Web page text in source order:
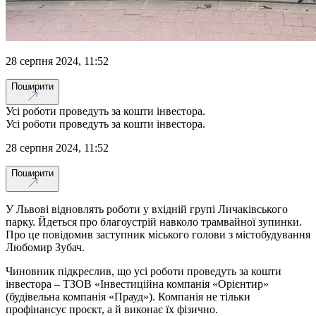
28 серпня 2024, 11:52
Поширити
Усі роботи проведуть за кошти інвестора.
Усі роботи проведуть за кошти інвестора.
28 серпня 2024, 11:52
Поширити
У Львові відновлять роботи у вхідній групі Личаківського
парку. Йдеться про благоустрій навколо трамвайної зупинки.
Про це повідомив заступник міського голови з містобудування
Любомир Зубач.
Чиновник підкреслив, що усі роботи проведуть за кошти
інвестора – ТЗОВ «Інвестиційна компанія «Орієнтир»
(будівельна компанія «Прауд»). Компанія не тільки
профінансує проєкт, а й виконає їх фізично.